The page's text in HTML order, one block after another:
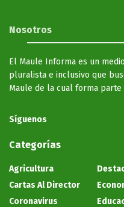
Nosotros
El Maule Informa es un
pluralista e inclusivo que
Maule de la cual forma
Síguenos
Categorías
Agricultura
Cartas Al Director
Coronavirus